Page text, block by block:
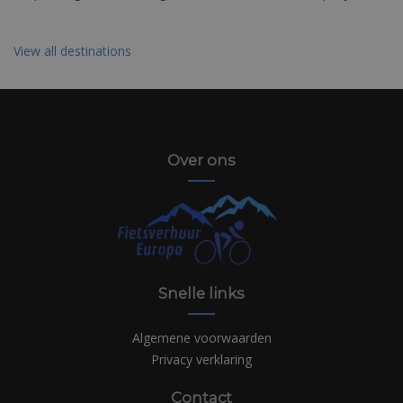
View all destinations
Over ons
Snelle links
Algemene voorwaarden
Privacy verklaring
Contact